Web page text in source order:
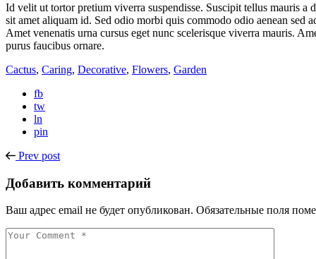
Id velit ut tortor pretium viverra suspendisse. Suscipit tellus mauris a
sit amet aliquam id. Sed odio morbi quis commodo odio aenean sed
Amet venenatis urna cursus eget nunc scelerisque viverra mauris.
purus faucibus ornare.
Cactus, Caring, Decorative, Flowers, Garden
fb
tw
ln
pin
Prev post
Добавить комментарий
Ваш адрес email не будет опубликован. Обязательные поля